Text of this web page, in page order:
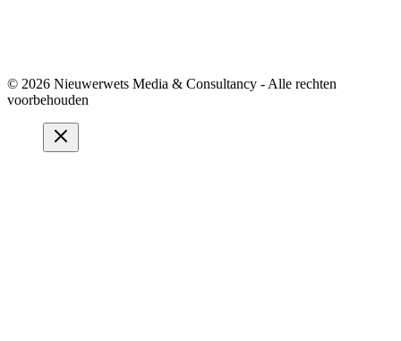
© 2026 Nieuwerwets Media & Consultancy - Alle rechten
voorbehouden